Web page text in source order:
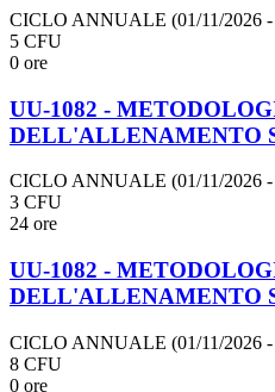
CICLO ANNUALE (01/11/2026 -
5 CFU
0 ore
UU-1082 -
DELL'ALLENAMENTO
CICLO ANNUALE (01/11/2026 -
3 CFU
24 ore
UU-1082 -
DELL'ALLENAMENTO
CICLO ANNUALE (01/11/2026 -
8 CFU
0 ore